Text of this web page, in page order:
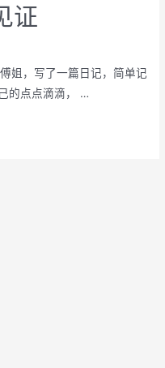
证
姐，写了一篇日记，简单记
的点点滴滴， …